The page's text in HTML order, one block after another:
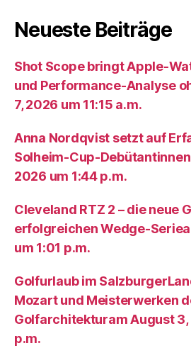
Neueste Beiträge
Shot Scope bringt Apple-
und Performance-Analyse
7, 2026 um 11:15 a.m.
Anna Nordqvist setzt auf
Solheim-Cup-
2026 um 1:44 p.m.
Cleveland RTZ 2 – die neue
erfolgreichen Wedge-
um 1:01 p.m.
Golfurlaub im
Mozart und Meisterwerken
Golfarchitekturam August
p.m.